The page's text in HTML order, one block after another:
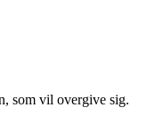
som vil overgive sig.